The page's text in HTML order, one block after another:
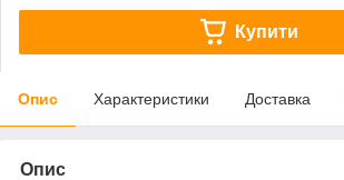
Купити
Опис Характеристики Доставка
Опис